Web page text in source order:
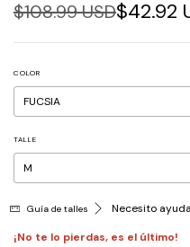
$108.99 USD$42.92
COLOR
TALLE
Guía de talles Necesito
¡No te lo pierdas, es el último!